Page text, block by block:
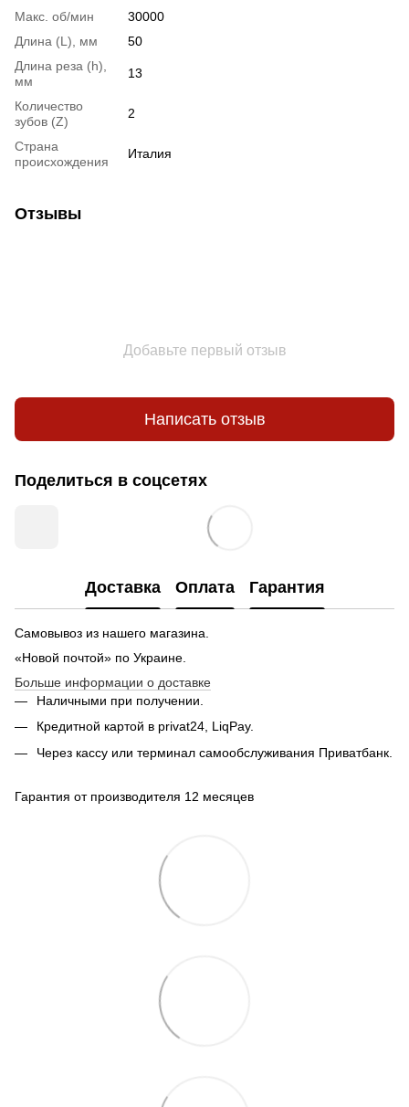
Макс. об/мин
30000
Длина (L), мм
50
Длина реза (h),
мм
13
Количество
зубов (Z)
2
Страна
происхождения
Италия
Отзывы
Добавьте первый отзыв
Написать отзыв
Поделиться в соцсетях
Доставка Оплата Гарантия
Самовывоз из нашего магазина.
«Новой почтой» по Украине.
Больше информации о доставке
Наличными при получении.
Кредитной картой в privat24, LiqPay.
Через кассу или терминал самообслуживания Приватбанк.
Гарантия от производителя 12 месяцев